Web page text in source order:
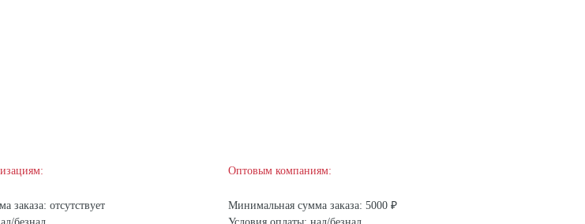
заказа: отсутствует
Оптовым компаниям:
Минимальная сумма заказа: 5000 ₽